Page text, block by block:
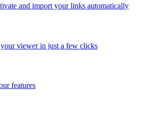
and import your links automatically
viewer in just a few clicks
features